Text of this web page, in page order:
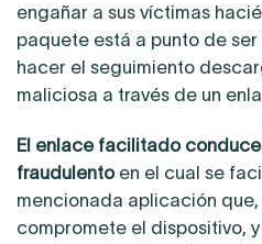
engañar a sus víctimas
paquete está a punto de
hacer el seguimiento
maliciosa a través de un
El enlace facilitado
fraudulentoen el cual se
mencionada aplicación
compromete el dispositivo,